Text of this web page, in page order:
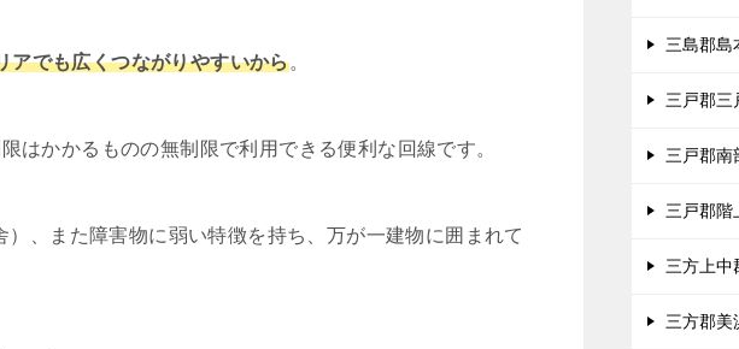
アでも広くつながりやすいから。
はかかるものの無制限で利用できる便利な回線です。
、また障害物に弱い特徴を持ち、万が一建物に囲まれて
三島郡島
三戸郡三
三戸郡南
三戸郡階
三方上中
三方郡美